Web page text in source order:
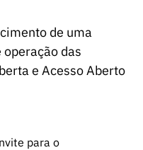
de uma
das
e Acesso Aberto
para o